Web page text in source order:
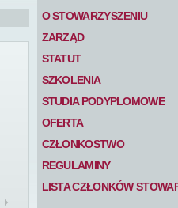
O STOWARZYSZENIU
ZARZĄD
STATUT
SZKOLENIA
STUDIA PODYPLOMOWE
OFERTA
CZŁONKOSTWO
REGULAMINY
LISTA CZŁONKÓW